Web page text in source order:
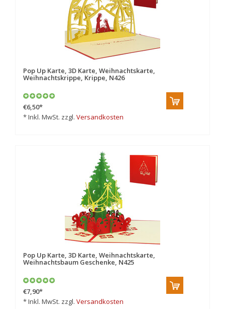
Pop Up Karte, 3D Karte, Weihnachtskarte,
Weihnachtskrippe, Krippe, N426
€6,50*
* Inkl. MwSt. zzgl. Versandkosten
Pop Up Karte, 3D Karte, Weihnachtskarte,
Weihnachtsbaum Geschenke, N425
€7,90*
* Inkl. MwSt. zzgl. Versandkosten